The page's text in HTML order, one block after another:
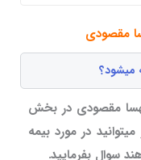
مقصودی
میشود؟
مهسا مقصودی در بخش
در مورد بیمه
سوال بفرمایید.